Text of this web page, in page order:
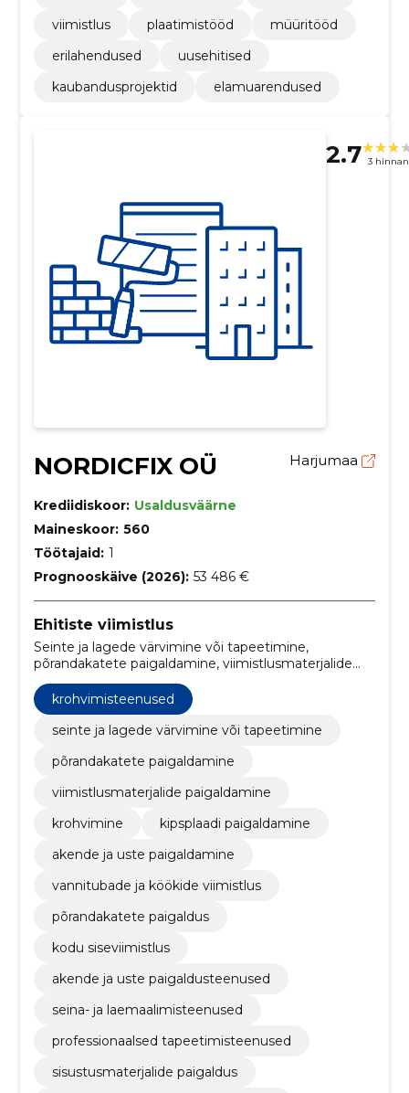
viimistlus
plaatimistööd
müüritööd
erilahendused
uusehitised
kaubandusprojektid
elamuarendused
2.7 3
NORDICFIX OÜ Harjumaa
Krediidiskoor: Usaldusväärne
Maineskoor: 560
Töötajaid: 1
Prognooskäive (2026): 53 486 €
Ehitiste viimistlus
Seinte ja lagede värvimine või tapeetimine,
põrandakatete paigaldamine, viimistlusmaterjalide
akende ja uste paigaldamine, Vannitubade ja köökide
viimistlus, põrandakatete paigaldus, kodu
siseviimistlus, akende ja uste paigaldusteenused
krohvimisteenused
seinte ja lagede värvimine või tapeetimine
põrandakatete paigaldamine
viimistlusmaterjalide paigaldamine
krohvimine
kipsplaadi paigaldamine
akende ja uste paigaldamine
vannitubade ja köökide viimistlus
põrandakatete paigaldus
kodu siseviimistlus
akende ja uste paigaldusteenused
seina- ja laemaalimisteenused
professionaalsed tapeetimisteenused
sisustusmaterjalide paigaldus